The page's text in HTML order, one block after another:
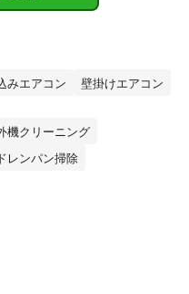
みエアコン 壁掛けエアコン
機クリーニング
レンパン掃除